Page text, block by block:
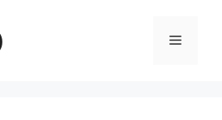
Meny